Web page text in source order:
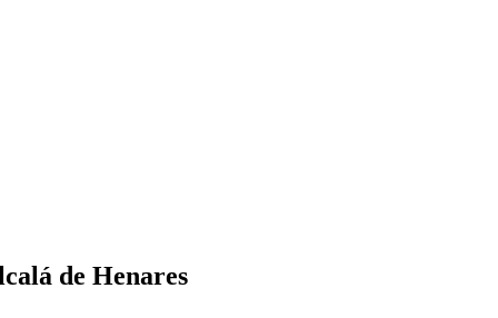
de Henares